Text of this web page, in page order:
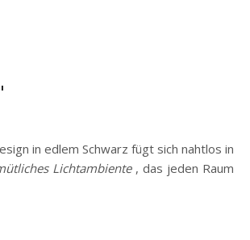
in edlem Schwarz fügt sich nahtlos in
Lichtambiente , das jeden Raum